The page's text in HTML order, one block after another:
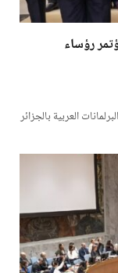
رؤساء
العربية بالجزائر